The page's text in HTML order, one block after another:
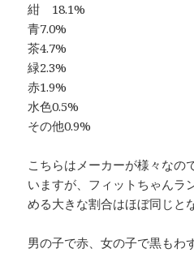
紺 18.1%
青7.0%
茶4.7%
緑2.3%
赤1.9%
水色0.5%
その他0.9%
こちらはメーカーが様々なの
いますが、フィットちゃんラ
める大きな割合はほぼ同じと
男の子で赤、女の子で黒もわ